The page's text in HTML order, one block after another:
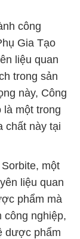
công
Gia Tạo
liệu quan
trong sản
này, Công
một trong
chất này tại
một
liệu quan
phẩm mà
công nghiệp,
dược phẩm